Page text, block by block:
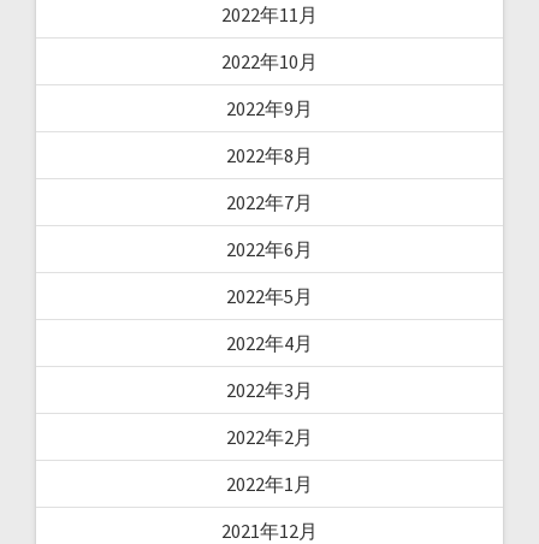
2022年11月
2022年10月
2022年9月
2022年8月
2022年7月
2022年6月
2022年5月
2022年4月
2022年3月
2022年2月
2022年1月
2021年12月